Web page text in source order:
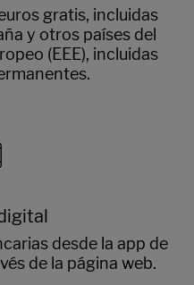
gratis, incluidas
y otros países del
(EEE), incluidas
desde la app de
de la página web.